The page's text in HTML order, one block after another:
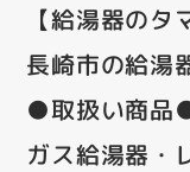
【給湯器のタ
長崎市の給湯
●取扱い商品
ガス給湯器・